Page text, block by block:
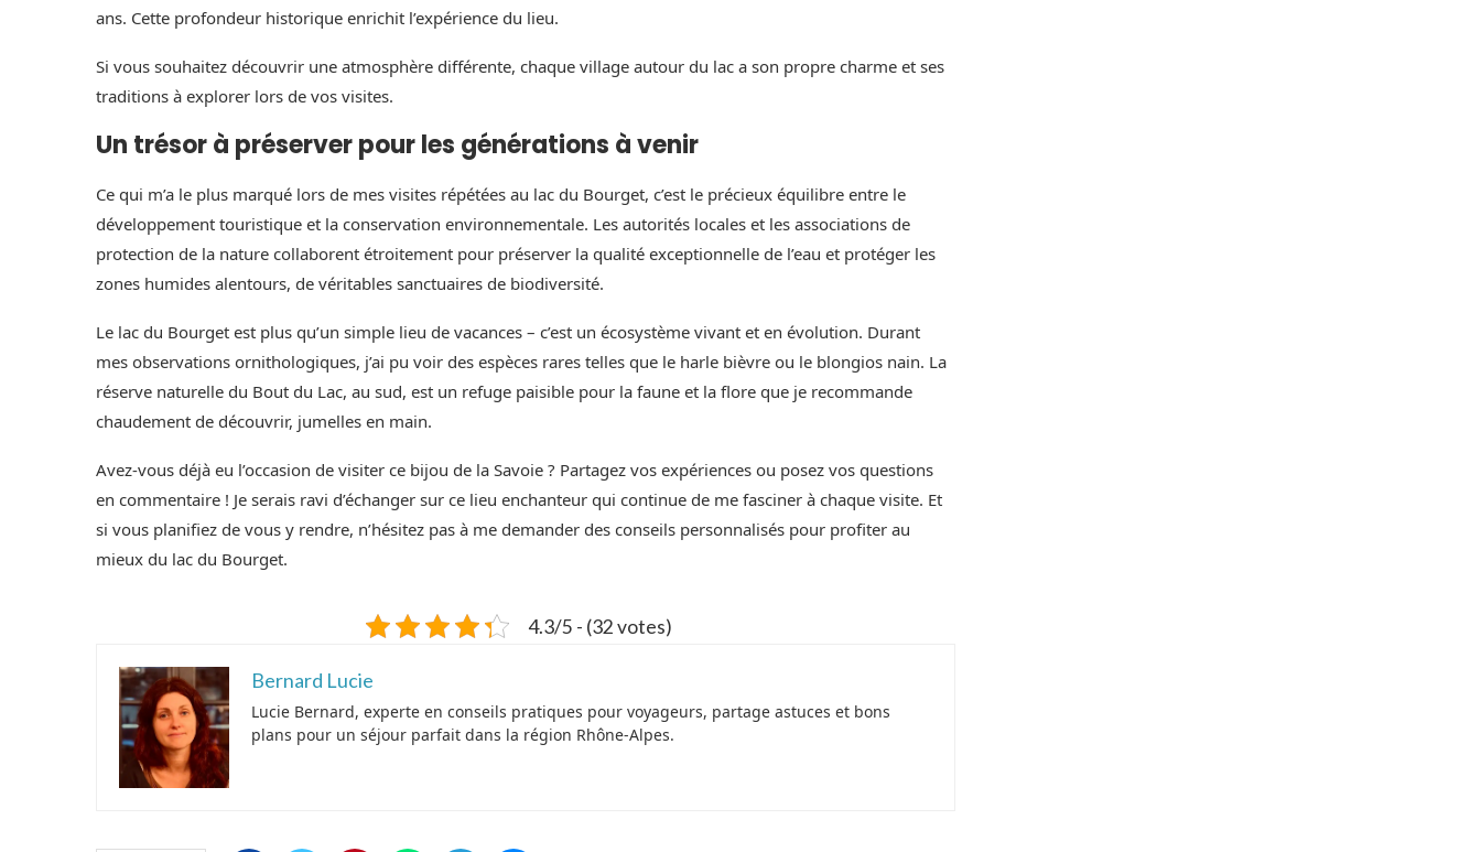
ans. Cette profondeur historique enrichit l’expérience du lieu.
Si vous souhaitez découvrir une atmosphère différente, chaque village autour du lac a son propre charme et ses
traditions à explorer lors de vos visites.
Un trésor à préserver pour les générations à venir
Ce qui m’a le plus marqué lors de mes visites répétées au lac du Bourget, c’est le précieux équilibre entre le
développement touristique et la conservation environnementale. Les autorités locales et les associations de
protection de la nature collaborent étroitement pour préserver la qualité exceptionnelle de l’eau et protéger les
zones humides alentours, de véritables sanctuaires de biodiversité.
Le lac du Bourget est plus qu’un simple lieu de vacances – c’est un écosystème vivant et en évolution. Durant
mes observations ornithologiques, j’ai pu voir des espèces rares telles que le harle bièvre ou le blongios nain. La
réserve naturelle du Bout du Lac, au sud, est un refuge paisible pour la faune et la flore que je recommande
chaudement de découvrir, jumelles en main.
Avez-vous déjà eu l’occasion de visiter ce bijou de la Savoie ? Partagez vos expériences ou posez vos questions
en commentaire ! Je serais ravi d’échanger sur ce lieu enchanteur qui continue de me fasciner à chaque visite. Et
si vous planifiez de vous y rendre, n’hésitez pas à me demander des conseils personnalisés pour profiter au
mieux du lac du Bourget.
4.3/5 - (32 votes)
Bernard Lucie
Lucie Bernard, experte en conseils pratiques pour voyageurs, partage astuces et bons
plans pour un séjour parfait dans la région Rhône-Alpes.